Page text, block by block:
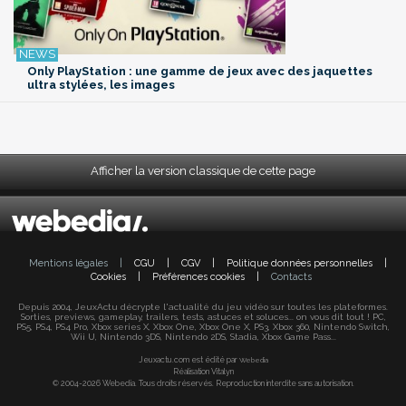
Only PlayStation : une gamme de jeux avec des jaquettes
ultra stylées, les images
Afficher la version classique de cette page
Mentions légales CGU CGV Politique données personnelles
Cookies
Préférences cookies Contacts
Depuis 2004, JeuxActu décrypte l'actualité du jeu vidéo sur toutes les plateformes.
Sorties, previews, gameplay, trailers, tests, astuces et soluces... on vous dit tout ! PC,
PS5, PS4, PS4 Pro, Xbox series X, Xbox One, Xbox One X, PS3, Xbox 360, Nintendo Switch,
Wii U, Nintendo 3DS, Nintendo 2DS, Stadia, Xbox Game Pass...
Jeuxactu.com est édité par Webedia
Réalisation Vitalyn
© 2004-2026 Webedia. Tous droits réservés. Reproduction interdite sans autorisation.